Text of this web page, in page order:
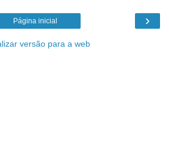
›
Página inicial
versão para a web